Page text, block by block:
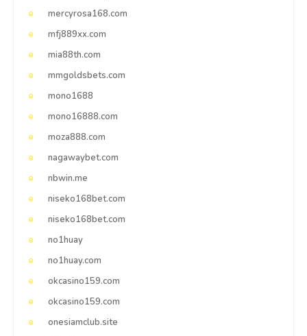
mercyrosa168.com
mfj889xx.com
mia88th.com
mmgoldsbets.com
mono1688
mono16888.com
moza888.com
nagawaybet.com
nbwin.me
niseko168bet.com
niseko168bet.com
no1huay
no1huay.com
okcasino159.com
okcasino159.com
onesiamclub.site